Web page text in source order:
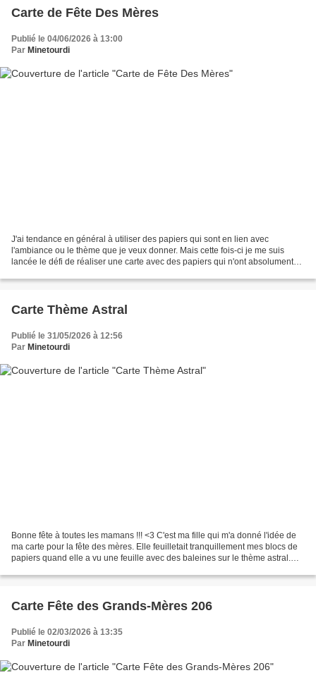
Carte de Fête Des Mères
Publié le 04/06/2026 à 13:00
Par Minetourdi
J'ai tendance en général à utiliser des papiers qui sont en lien avec
l'ambiance ou le thème que je veux donner. Mais cette fois-ci je me suis
lancée le défi de réaliser une carte avec des papiers qui n'ont absolument
Carte Thème Astral
Publié le 31/05/2026 à 12:56
Par Minetourdi
Bonne fête à toutes les mamans !!! <3 C'est ma fille qui m'a donné l'idée de
ma carte pour la fête des mères. Elle feuilletait tranquillement mes blocs de
papiers quand elle a vu une feuille avec des baleines sur le thème astral.
Carte Fête des Grands-Mères 206
Publié le 02/03/2026 à 13:35
Par Minetourdi